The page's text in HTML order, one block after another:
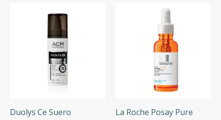
Duolys Ce Suero
La Roche Posay Pure